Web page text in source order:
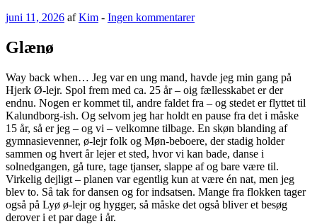
Udgivet
juni 11, 2026 afKim - Ingen kommentarertil
Glænø
Way back when… Jeg var en ung mand, havde jeg min gang på
Hjerk Ø-lejr. Spol frem med ca. 25 år – oig fællesskabet er der
endnu. Nogen er kommet til, andre faldet fra – og stedet er flyttet til
Kalundborg-ish. Og selvom jeg har holdt en pause fra det i måske
15 år, så er jeg – og vi – velkomne tilbage. En skøn blanding af
gymnasievenner, ø-lejr folk og Møn-beboere, der stadig holder
sammen og hvert år lejer et sted, hvor vi kan bade, danse i
solnedgangen, gå ture, tage tjanser, slappe af og bare være til.
Virkelig dejligt – planen var egentlig kun at være én nat, men jeg
blev to. Så tak for dansen og for indsatsen. Mange fra flokken tager
også på Lyø ø-lejr og hygger, så måske det også bliver et besøg
derover i et par dage i år.